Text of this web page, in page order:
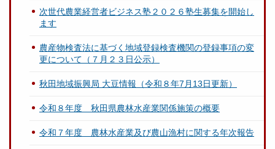
次世代農業経営者ビジネス塾２０２６塾生募集を開始し
ます
農産物検査法に基づく地域登録検査機関の登録事項の変
更について（７月２３日公示）
秋田地域振興局 大豆情報（令和８年7月13日更新）
令和８年度 秋田県農林水産業関係施策の概要
令和７年度 農林水産業及び農山漁村に関する年次報告